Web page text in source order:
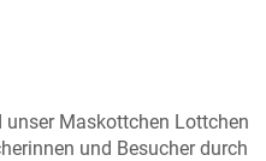
Maskottchen Lottchen
und Besucher durch